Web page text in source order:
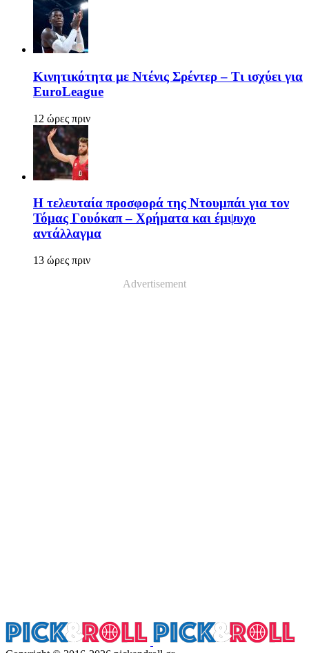
Κινητικότητα με Ντένις Σρέντερ – Τι ισχύει για
EuroLeague
12 ώρες πριν
Η τελευταία προσφορά της Ντουμπάι για τον
Τόμας Γουόκαπ – Χρήματα και έμψυχο
αντάλλαγμα
13 ώρες πριν
Advertisement